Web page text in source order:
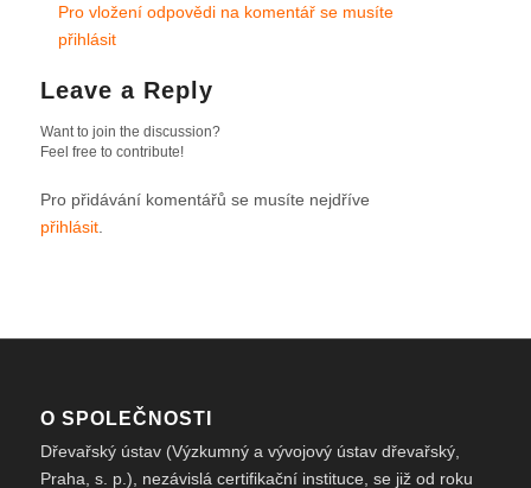
Pro vložení odpovědi na komentář se musíte
přihlásit
Leave a Reply
Want to join the discussion?
Feel free to contribute!
Pro přidávání komentářů se musíte nejdříve
přihlásit.
O SPOLEČNOSTI
Dřevařský ústav (Výzkumný a vývojový ústav dřevařský,
Praha, s. p.), nezávislá certifikační instituce, se již od roku